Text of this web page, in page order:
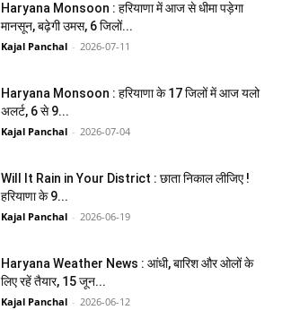
Haryana Monsoon : हरियाणा में आज से धीमा पड़ेगा
मानसून, बढ़ेगी उमस, 6 जिलों...
Kajal Panchal - 2026-07-11
Haryana Monsoon : हरियाणा के 17 जिलों में आज यलो
अलर्ट, 6 से 9...
Kajal Panchal - 2026-07-04
Will It Rain in Your District : छाता निकाल लीजिए !
हरियाणा के 9...
Kajal Panchal - 2026-06-19
Haryana Weather News : आंधी, बारिश और ओलों के
लिए रहें तैयार, 15 जून...
Kajal Panchal - 2026-06-12